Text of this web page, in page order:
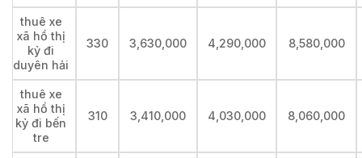
thuê xe
xã hồ thị
kỷ đi
duyên hải
330 3,630,000 4,290,000 8,580,000
thuê xe
xã hồ thị
kỷ đi bến
tre
310 3,410,000 4,030,000 8,060,000